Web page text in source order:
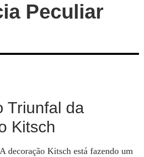
Peculiar
Triunfal da
Kitsch
decoração Kitsch está fazendo um